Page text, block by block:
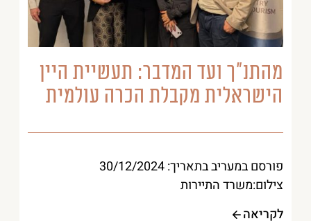
מהתנ”ך ועד המדבר: תעשיית היין
הישראלית מקבלת הכרה עולמית
פורסם במעריב בתאריך: 30/12/2024
צילום:משרד התיירות
לקריאה